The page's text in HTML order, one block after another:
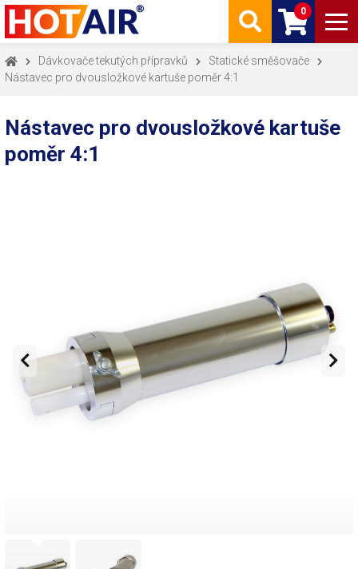
0
Dávkovače tekutých přípravků
Statické směšovače
Nástavec pro dvousložkové kartuše poměr 4:1
Nástavec pro dvousložkové kartuše
poměr 4:1